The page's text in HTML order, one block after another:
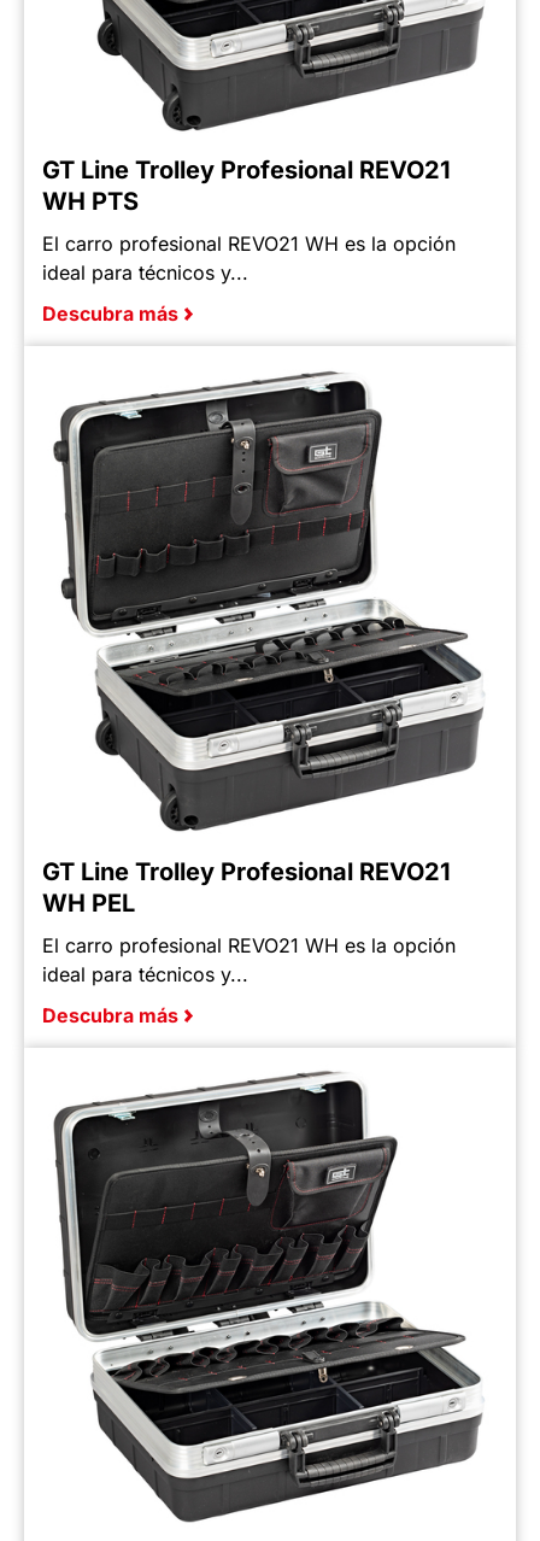
GT Line Trolley Profesional REVO21
WH PTS
El carro profesional REVO21 WH es la opción
ideal para técnicos y...
Descubra más
GT Line Trolley Profesional REVO21
WH PEL
El carro profesional REVO21 WH es la opción
ideal para técnicos y...
Descubra más